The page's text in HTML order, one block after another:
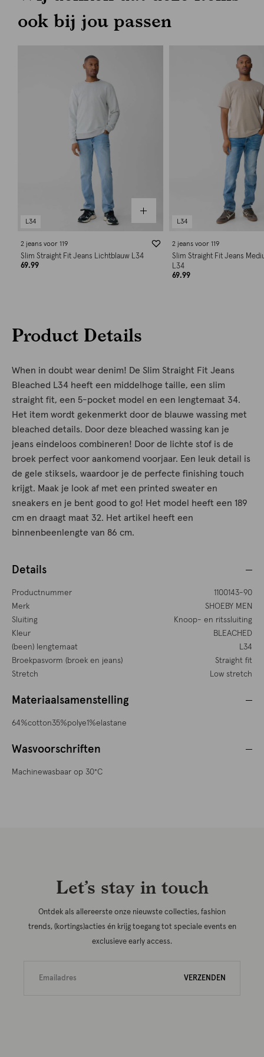
ook bij jou passen
L34
2 jeans voor 119
Slim Straight Fit Jeans Lichtblauw L34
69.99
L34
2 jeans voor 119
Slim Straight Fit Jeans
L34
69.99
Product Details
When in doubt wear denim! De Slim Straight Fit Jeans
Bleached L34 heeft een middelhoge taille, een slim
straight fit, een 5-pocket model en een lengtemaat 34.
Het item wordt gekenmerkt door de blauwe wassing met
bleached details. Door deze bleached wassing kan je
jeans eindeloos combineren! Door de lichte stof is de
broek perfect voor aankomend voorjaar. Een leuk detail is
de gele stiksels, waardoor je de perfecte finishing touch
krijgt. Maak je look af met een printed sweater en
sneakers en je bent good to go! Het model heeft een 189
cm en draagt maat 32. Het artikel heeft een
binnenbeenlengte van 86 cm.
Details
Productnummer
1100143-90
Merk
SHOEBY MEN
Sluiting
Knoop- en ritssluiting
Kleur
BLEACHED
(been) lengtemaat
L34
Broekpasvorm (broek en jeans)
Straight fit
Stretch
Low stretch
Materiaalsamenstelling
64%cotton35%polye1%elastane
Wasvoorschriften
Machinewasbaar op 30°C
Let’s stay in touch
Ontdek als allereerste onze nieuwste collecties, fashion
trends, (kortings)acties én krijg toegang tot speciale events en
exclusieve early access.
VERZENDEN